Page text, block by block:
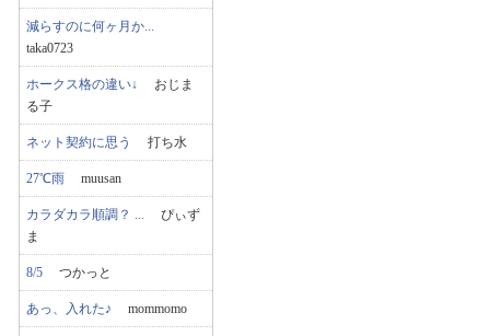
減らすのに何ヶ月か...
taka0723
ホークス格の違い↓ おじま
る子
ネット契約に思う 打ち水
27℃雨 muusan
カラダカラ順調？ ... ぴぃず
ま
8/5 つかっと
あっ、入れた♪ mommomo